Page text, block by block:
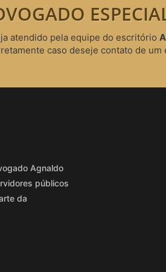
atendido pela equipe do escritório
caso deseje contato de um
Agnaldo
públicos
da